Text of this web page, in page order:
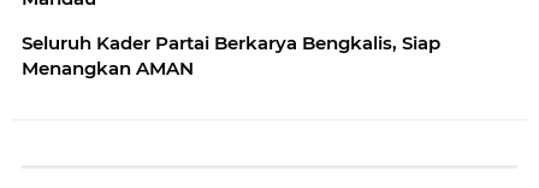
Seluruh Kader Partai Berkarya Bengkalis, Siap
Menangkan AMAN